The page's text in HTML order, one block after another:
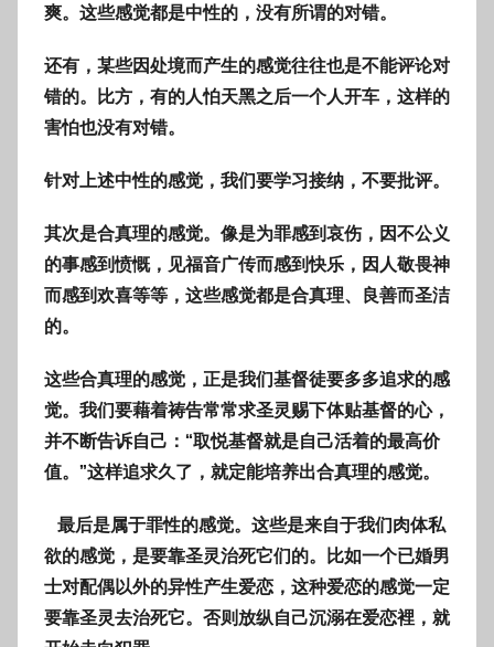
爽。这些感觉都是中性的，没有所谓的对错。
还有，某些因处境而产生的感觉往往也是不能评论对
错的。比方，有的人怕天黑之后一个人开车，这样的
害怕也没有对错。
针对上述中性的感觉，我们要学习接纳，不要批评。
其次是合真理的感觉。像是为罪感到哀伤，因不公义
的事感到愤慨，见福音广传而感到快乐，因人敬畏神
而感到欢喜等等，这些感觉都是合真理、良善而圣洁
的。
这些合真理的感觉，正是我们基督徒要多多追求的感
觉。我们要藉着祷告常常求圣灵赐下体贴基督的心，
并不断告诉自己：“取悦基督就是自己活着的最高价
值。”这样追求久了，就定能培养出合真理的感觉。
最后是属于罪性的感觉。这些是来自于我们肉体私
欲的感觉，是要靠圣灵治死它们的。比如一个已婚男
士对配偶以外的异性产生爱恋，这种爱恋的感觉一定
要靠圣灵去治死它。否则放纵自己沉溺在爱恋裡，就